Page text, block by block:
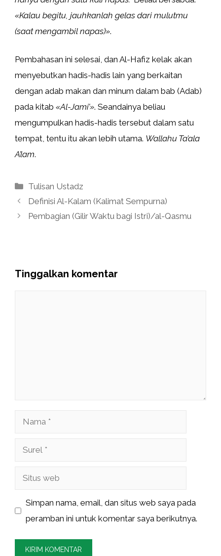
«Kalau begitu, jauhkanlah gelas dari mulutmu
(saat mengambil napas)».
Pembahasan ini selesai, dan Al-Hafiz kelak akan
menyebutkan hadis-hadis lain yang berkaitan
dengan adab makan dan minum dalam bab (Adab)
pada kitab «Al-Jami’». Seandainya beliau
mengumpulkan hadis-hadis tersebut dalam satu
tempat, tentu itu akan lebih utama. Wallahu Ta’ala
A’lam.
Kategori
Tulisan Ustadz
Definisi Al-Kalam (Kalimat Sempurna)
Pembagian (Gilir Waktu bagi Istri)/al-Qasmu
Tinggalkan komentar
Nama
Surel
Situs
Simpan nama, email, dan situs web saya pada
peramban ini untuk komentar saya berikutnya.